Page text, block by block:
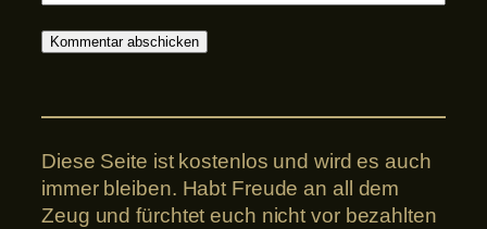
Diese Seite ist kostenlos und wird es auch
immer bleiben. Habt Freude an all dem
Zeug und fürchtet euch nicht vor bezahlten